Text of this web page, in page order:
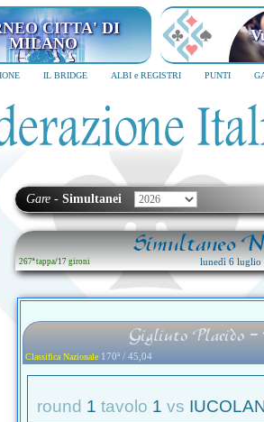
TORNEO CITTA' DI MILANO
dicembre 2026
IL BRIDGE ALBI e REGISTRI PUNTI
Gare - Simultanei
Simultaneo
267ª tappa/17 gironi lunedì 6 luglio
Gigliuto Placido -
Classifica Nazionale 170ª / 45,04
round 1 tavolo 1 vs